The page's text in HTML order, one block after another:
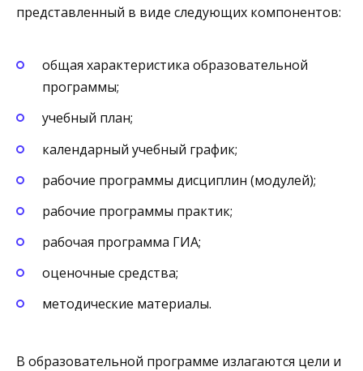
представленный в виде следующих компонентов:
общая характеристика образовательной
программы;
учебный план;
календарный учебный график;
рабочие программы дисциплин (модулей);
рабочие программы практик;
рабочая программа ГИА;
оценочные средства;
методические материалы.
В образовательной программе излагаются цели и